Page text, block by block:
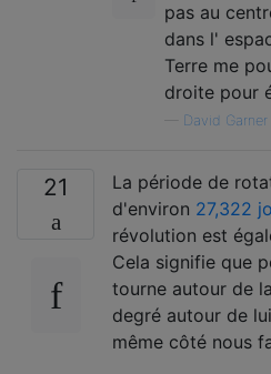
pas au
dans l'
Terre me
droite pour
David Garner
21
La période de
d'environ 27,322
révolution est
Cela signifie que
tourne autour de
degré autour de
même côté nous